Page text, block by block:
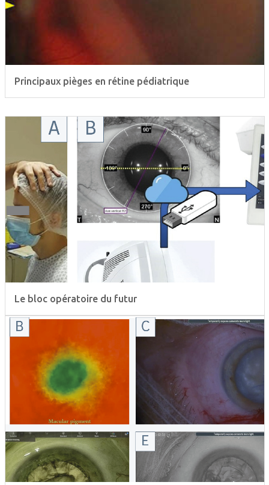
Principaux pièges en rétine pédiatrique
Le bloc opératoire du futur